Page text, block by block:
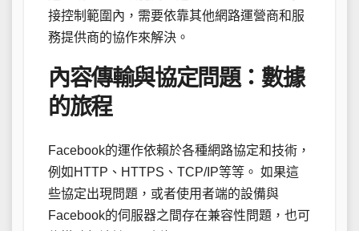
接控制範圍內，需要依靠其他網路運營商和服
務提供商的協作來解決。
內容傳輸與協定問題：數據
的旅程
Facebook的運作依賴於各種網路協定和技術，
例如HTTP、HTTPS、TCP/IP等等。 如果這
些協定出現問題，或者使用者端的設備與
Facebook的伺服器之間存在兼容性問題，也可